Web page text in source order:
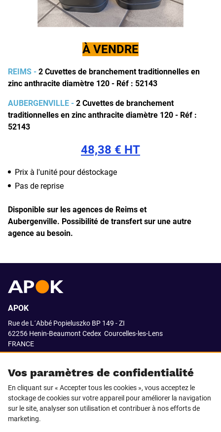
À VENDRE
REIMS - 2 Cuvettes de branchement traditionnelles en
zinc anthracite diamètre 120 - Réf : 52143
AUBERGENVILLE - 2 Cuvettes de branchement
traditionnelles en zinc anthracite diamètre 120 - Réf :
52143
48,38 € HT
Prix à l'unité pour déstockage
Pas de reprise
Disponible sur les agences de Reims et
Aubergenville. Possibilité de transfert sur une autre
agence au besoin.
Vos paramètres de confidentialité
En cliquant sur « Accepter tous les cookies », vous acceptez le
stockage de cookies sur votre appareil pour améliorer la navigation
sur le site, analyser son utilisation et contribuer à nos efforts de
marketing.
APOK
Rue de L´Abbé Popieluszko BP 149 - ZI
62256 Henin-Beaumont Cedex Courcelles-les-Lens
FRANCE
SUIVEZ-NOUS SUR